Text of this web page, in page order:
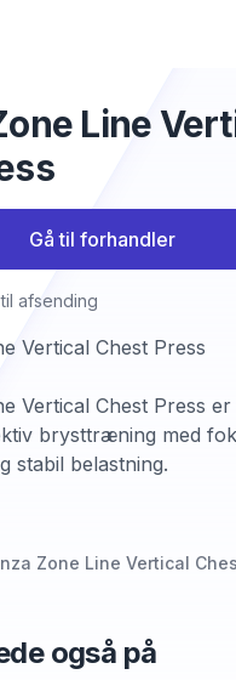
Line
Zone Line Vertical
Vertical Chest Press
Vertical Chest Press
brysttræning med
stabil belastning.
afsending
Gå til forhandler
også på